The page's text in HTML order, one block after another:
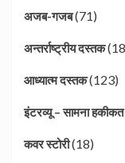
अजब-गजब(71)
अन्तर्राष्ट्रीय दस्तक
आध्यात्म दस्तक(123)
इंटरव्यू – सामना
कवर स्टोरी(18)